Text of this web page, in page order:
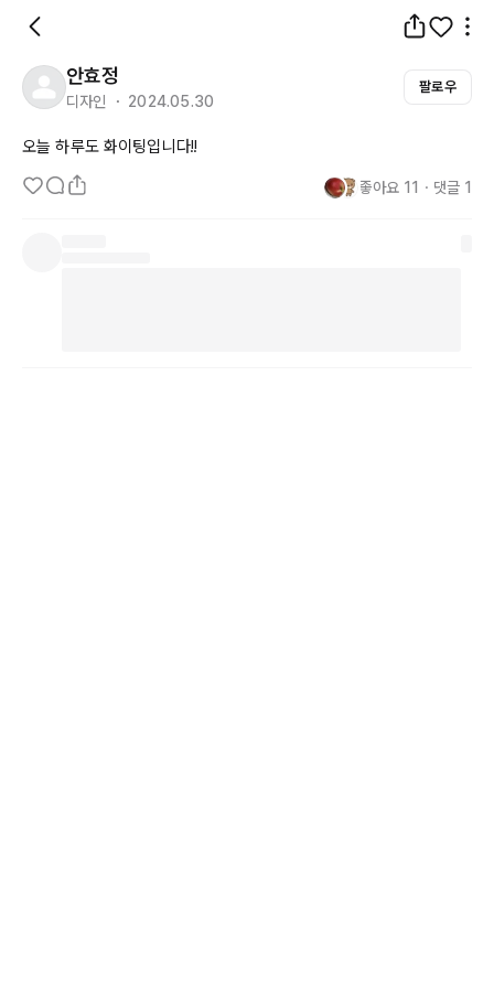
안효정
디자인 ・ 2024.05.30
팔로우
오늘 하루도 화이팅입니다!!
좋아요 11 ・ 댓글 1